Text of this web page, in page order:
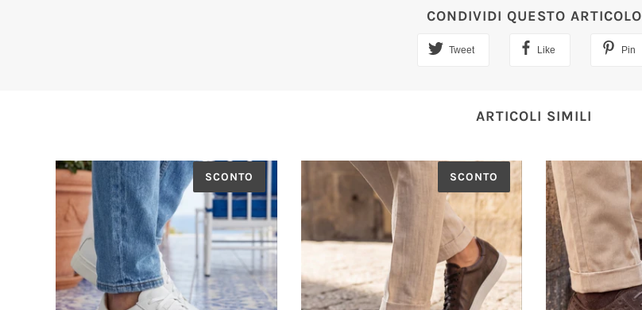
CONDIVIDI QUESTO ARTICOLO
Tweet Like Pin
ARTICOLI SIMILI
SCONTO SCONTO